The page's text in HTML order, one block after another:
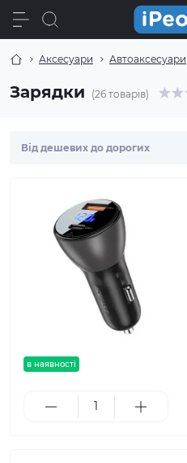
Аксесуари Автоаксесуари
Зарядки (26 товарів)
в наявності